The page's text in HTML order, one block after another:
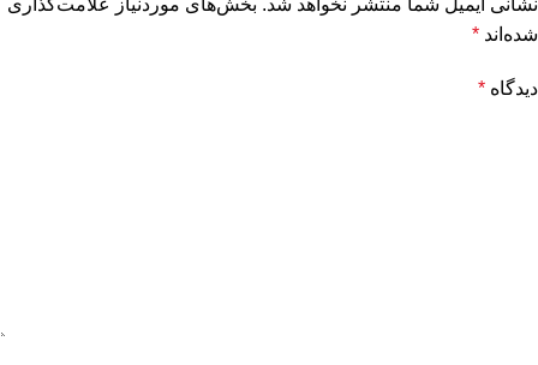
نشانی ایمیل شما منتشر نخواهد شد. بخش‌های موردنیاز علامت‌گذاری
شده‌اند *
دیدگاه *